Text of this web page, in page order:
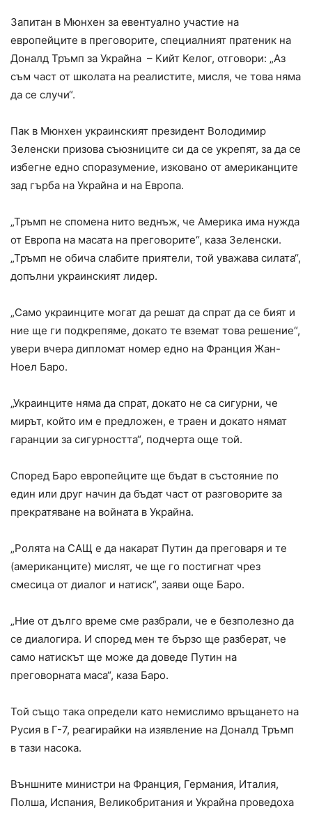
Запитан в Мюнхен за евентуално участие на
европейците в преговорите, специалният пратеник на
Доналд Тръмп за Украйна – Кийт Келог, отговори: „Аз
съм част от школата на реалистите, мисля, че това няма
да се случи“.
Пак в Мюнхен украинският президент Володимир
Зеленски призова съюзниците си да се укрепят, за да се
избегне едно споразумение, изковано от американците
зад гърба на Украйна и на Европа.
„Тръмп не спомена нито веднъж, че Америка има нужда
от Европа на масата на преговорите“, каза Зеленски.
„Тръмп не обича слабите приятели, той уважава силата“,
допълни украинският лидер.
„Само украинците могат да решат да спрат да се бият и
ние ще ги подкрепяме, докато те вземат това решение“,
увери вчера дипломат номер едно на Франция Жан-
Ноел Баро.
„Украинците няма да спрат, докато не са сигурни, че
мирът, който им е предложен, е траен и докато нямат
гаранции за сигурността“, подчерта още той.
Според Баро европейците ще бъдат в състояние по
един или друг начин да бъдат част от разговорите за
прекратяване на войната в Украйна.
„Ролята на САЩ е да накарат Путин да преговаря и те
(американците) мислят, че ще го постигнат чрез
смесица от диалог и натиск“, заяви още Баро.
„Ние от дълго време сме разбрали, че е безполезно да
се диалогира. И според мен те бързо ще разберат, че
само натискът ще може да доведе Путин на
преговорната маса“, каза Баро.
Той също така определи като немислимо връщането на
Русия в Г-7, реагирайки на изявление на Доналд Тръмп
в тази насока.
Външните министри на Франция, Германия, Италия,
Полша, Испания, Великобритания и Украйна проведоха